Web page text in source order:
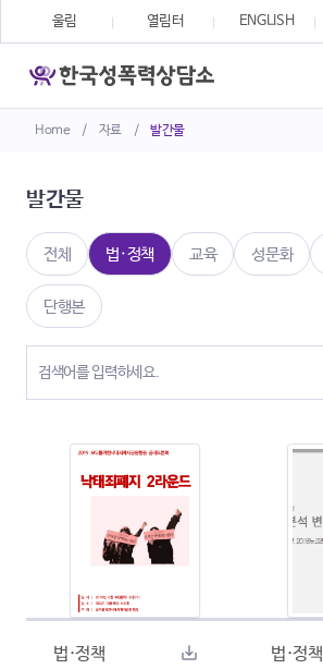
Home / 자료 / 발간물
울림 열림터 ENGLISH
발간물
전체 법·정책 교육 성문화
단행본
법·정책 법·정책